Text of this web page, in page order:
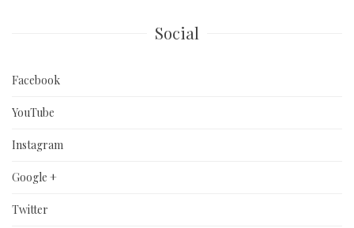
Social
Facebook
YouTube
Instagram
Google +
Twitter